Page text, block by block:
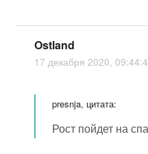
Ostland
17 декабря 2020,
presnja, цитата:
Рост пойдет на